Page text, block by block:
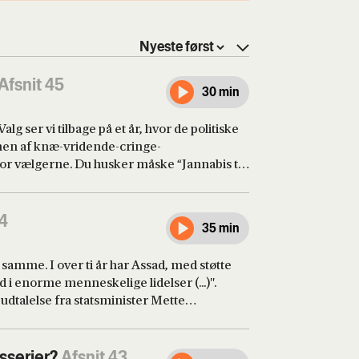
45 30 min
ser vi tilbage på et år, hvor de politiske
af knæ-vridende-cringe-
vælgerne. Du husker måske “Jannabis til
sjældent lykkedes dem at være lige netop
Tarp Østensgaard og Sofie Frøkjær.35 min
I over ti år har Assad, med støtte
i enorme menneskelige lidelser (...)".
fra statsminister Mette
kritik for en række brud på